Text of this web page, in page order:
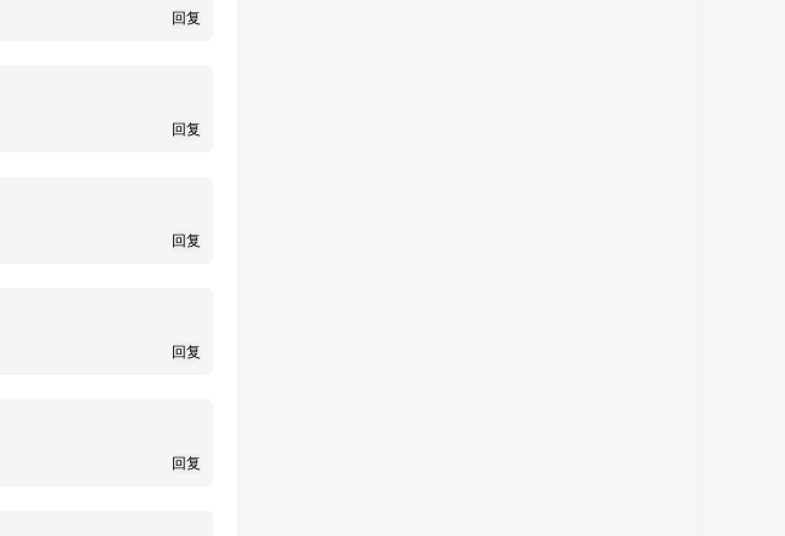
回复
回复
回复
回复
回复